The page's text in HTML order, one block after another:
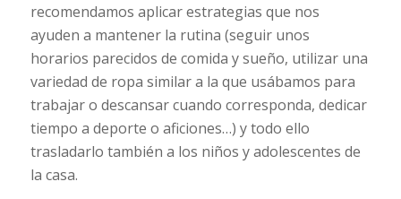
recomendamos aplicar estrategias que nos
ayuden a mantener la rutina (seguir unos
horarios parecidos de comida y sueño, utilizar una
variedad de ropa similar a la que usábamos para
trabajar o descansar cuando corresponda, dedicar
tiempo a deporte o aficiones…) y todo ello
trasladarlo también a los niños y adolescentes de
la casa.